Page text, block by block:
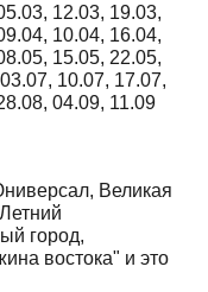
12.03, 19.03,
10.04, 16.04,
15.05, 22.05,
10.07, 17.07,
04.09, 11.09
Великая
город,
востока" и это